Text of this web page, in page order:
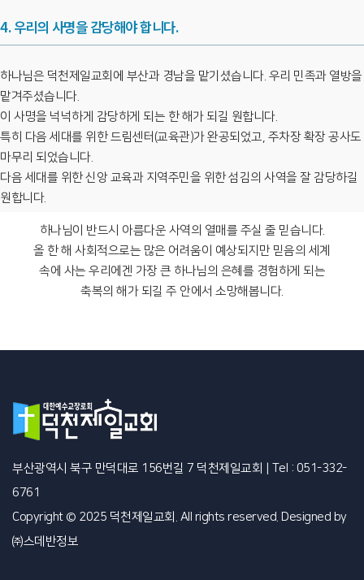
4. 우리의 사명을 감당해야 합니다.
하나님은 덕천제일교회에 부산과 경남을 맡기셨습니다. 우리 민족과 열방을
맡겨주셨습니다.
이 사명을 넉넉하게 감당하게 되는 한 해가 되길 원합니다.
특히 다음 세대를 위한 드림센터(교육관)가 완공되었고, 주차장 확장 공사도
마무리 되었습니다.
다음 세대를 위한 신앙 교육과 지역주민을 위한 섬김의 사역을 잘 감당하길
원합니다.
하나님이 반드시 아름다운 사역의 열매를 주실 줄 믿습니다.
올 한 해 사회적으로는 많은 어려움이 예상되지만 믿음의 세계
속에 사는 우리에겐 가장 큰 하나님의 은혜를 경험하게 되는
축복의 해가 되길 주 안에서 소망해봅니다.
부산광역시 북구 만덕대로 156번길 7 덕천제일교회
Tel : 051-332-
6761
Copyright © 2025 덕천제일교회. All rights reserved. Designed by
㈜스데반정보